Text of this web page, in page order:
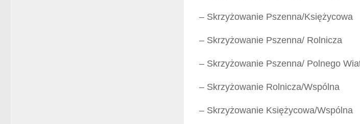
– Skrzyżowanie Pszenna/Księżycowa
– Skrzyżowanie Pszenna/ Rolnicza
– Skrzyżowanie Pszenna/ Polnego
– Skrzyżowanie Rolnicza/Wspólna
– Skrzyżowanie Księżycowa/Wspólna